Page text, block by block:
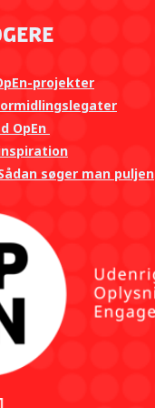
projekter
OpEn
søger man puljen